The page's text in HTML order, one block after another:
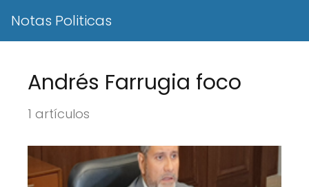
Notas Politicas
Andrés Farrugia foco
1 artículos